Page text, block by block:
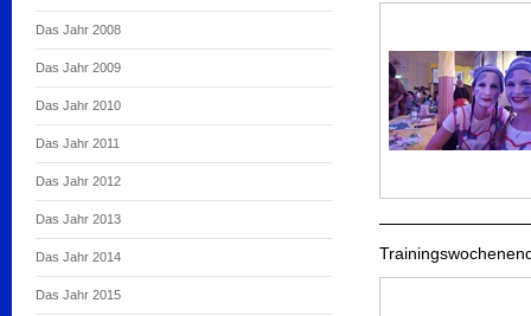
Das Jahr 2008
Das Jahr 2009
Das Jahr 2010
Das Jahr 2011
Das Jahr 2012
Das Jahr 2013
Das Jahr 2014
Das Jahr 2015